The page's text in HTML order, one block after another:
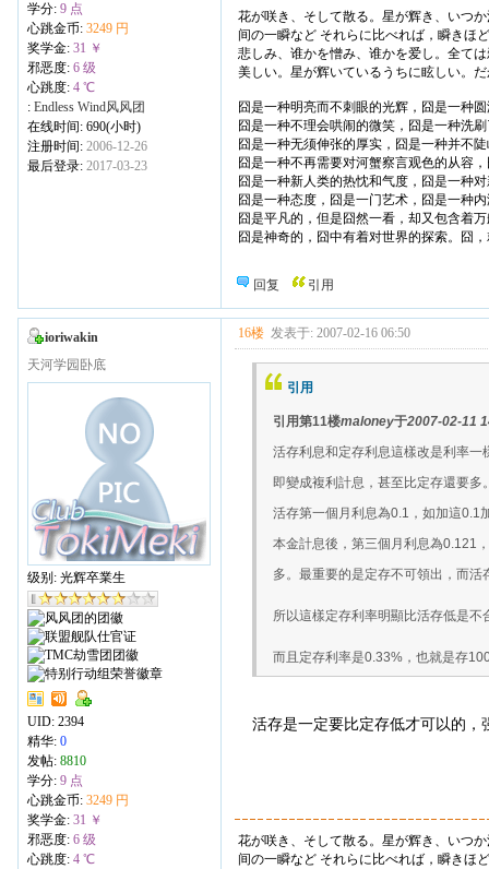
学分: 9 点
心跳金币: 3249 円
奖学金: 31 ￥
邪恶度: 6 级
心跳度: 4 ℃
: Endless Wind风风团
在线时间: 690(小时)
注册时间: 2006-12-26
最后登录: 2017-03-23
花が咲き、そして散る。星が辉き、いつ
间の一瞬など それらに比べれば，瞬きほ
悲しみ、谁かを憎み、谁かを爱し。全て
美しい。星が辉いているうちに眩しい。
囧是一种明亮而不刺眼的光辉，囧是一种
囧是一种不理会哄闹的微笑，囧是一种洗
囧是一种无须伸张的厚实，囧是一种并不
囧是一种不再需要对河蟹察言观色的从容
囧是一种新人类的热忱和气度，囧是一种
囧是一种态度，囧是一门艺术，囧是一种
囧是平凡的，但是囧然一看，却又包含着
囧是神奇的，囧中有着对世界的探索。囧
回复 引用
ioriwakin
天河学园卧底
级别: 光辉卒業生
UID: 2394
精华: 0
发帖: 8810
学分: 9 点
心跳金币: 3249 円
奖学金: 31 ￥
邪恶度: 6 级
心跳度: 4 ℃
16楼 发表于: 2007-02-16 06:50
引用
引用第11楼maloney于2007-02-11
活存利息和定存利息這樣改是利率
即變成複利計息，甚至比定存還要多
活存第一個月利息為0.1，如加這0.1
本金計息後，第三個月利息為0.121
多。最重要的是定存不可領出，而活
所以這樣定存利率明顯比活存低是不
而且定存利率是0.33%，也就是存
活存是一定要比定存低才可以的，
花が咲き、そして散る。星が辉き、いつ
间の一瞬など それらに比べれば，瞬きほ